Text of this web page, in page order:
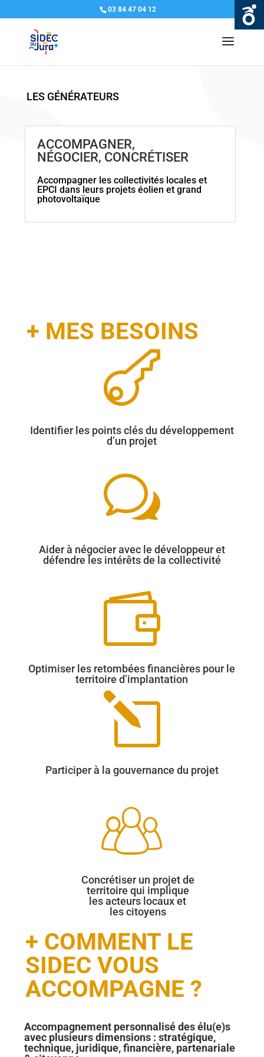
03 84 47 04 12
LES GÉNÉRATEURS
ACCOMPAGNER,
NÉGOCIER, CONCRÉTISER
Accompagner les collectivités locales et
EPCI dans leurs projets éolien et grand
photovoltaïque
+ MES BESOINS

Identifier les points clés du développement
d’un projet
w
Aider à négocier avec le développeur et
défendre les intérêts de la collectivité

Optimiser les retombées financières pour le
territoire d’implantation
l
Participer à la gouvernance du projet
Concrétiser un projet de
territoire qui implique
les acteurs locaux et
les citoyens
+ COMMENT LE
SIDEC VOUS
ACCOMPAGNE ?
Accompagnement personnalisé des élu(e)s
avec plusieurs dimensions : stratégique,
technique, juridique, financière, partenariale